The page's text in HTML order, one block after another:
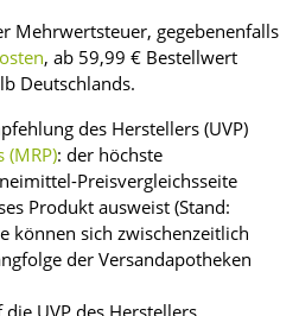
Mehrwertsteuer, gegebenenfalls
, ab 59,99 € Bestellwert
Deutschlands.
des Herstellers (UVP)
(MRP): der höchste
Preisvergleichsseite
Produkt ausweist (Stand:
können sich zwischenzeitlich
der Versandapotheken